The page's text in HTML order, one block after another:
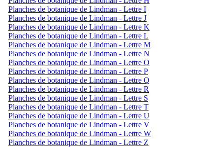
Planches de botanique de Lindman - Lettre I
Planches de botanique de Lindman - Lettre J
Planches de botanique de Lindman - Lettre K
Planches de botanique de Lindman - Lettre L
Planches de botanique de Lindman - Lettre M
Planches de botanique de Lindman - Lettre N
Planches de botanique de Lindman - Lettre O
Planches de botanique de Lindman - Lettre P
Planches de botanique de Lindman - Lettre Q
Planches de botanique de Lindman - Lettre R
Planches de botanique de Lindman - Lettre S
Planches de botanique de Lindman - Lettre T
Planches de botanique de Lindman - Lettre U
Planches de botanique de Lindman - Lettre V
Planches de botanique de Lindman - Lettre W
Planches de botanique de Lindman - Lettre Z